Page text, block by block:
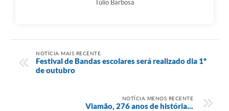
Túlio Barbosa
NOTÍCIA MAIS RECENTE
Festival de Bandas escolares será realizado dia 1º
de outubro
NOTÍCIA MENOS RECENTE
Viamão, 276 anos de história...